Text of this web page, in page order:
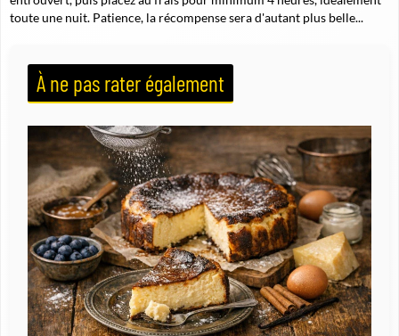
toute une nuit. Patience, la récompense sera d'autant plus belle...
À ne pas rater également